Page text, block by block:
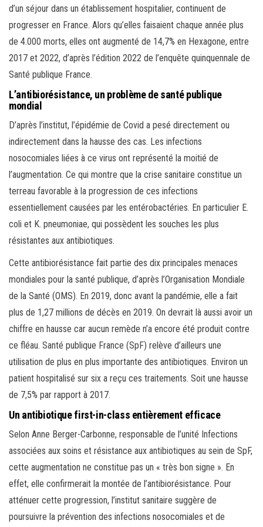
d’un séjour dans un établissement hospitalier, continuent de
progresser en France. Alors qu’elles faisaient chaque année plus
de 4.000 morts, elles ont augmenté de 14,7% en Hexagone, entre
2017 et 2022, d’après l’édition 2022 de l’enquête quinquennale de
Santé publique France.
L’antibiorésistance, un problème de santé publique
mondial
D’après l’institut, l’épidémie de Covid a pesé directement ou
indirectement dans la hausse des cas. Les infections
nosocomiales liées à ce virus ont représenté la moitié de
l’augmentation. Ce qui montre que la crise sanitaire constitue un
terreau favorable à la progression de ces infections
essentiellement causées par les entérobactéries. En particulier E.
coli et K. pneumoniae, qui possèdent les souches les plus
résistantes aux antibiotiques.
Cette antibiorésistance fait partie des dix principales menaces
mondiales pour la santé publique, d’après l’Organisation Mondiale
de la Santé (OMS). En 2019, donc avant la pandémie, elle a fait
plus de 1,27 millions de décès en 2019. On devrait là aussi avoir un
chiffre en hausse car aucun remède n’a encore été produit contre
ce fléau. Santé publique France (SpF) relève d’ailleurs une
utilisation de plus en plus importante des antibiotiques. Environ un
patient hospitalisé sur six a reçu ces traitements. Soit une hausse
de 7,5% par rapport à 2017.
Un antibiotique first-in-class entièrement efficace
Selon Anne Berger-Carbonne, responsable de l’unité Infections
associées aux soins et résistance aux antibiotiques au sein de SpF,
cette augmentation ne constitue pas un « très bon signe ». En
effet, elle confirmerait la montée de l’antibiorésistance. Pour
atténuer cette progression, l’institut sanitaire suggère de
poursuivre la prévention des infections nosocomiales et de